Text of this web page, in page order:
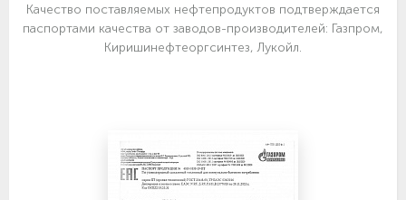
Качество поставляемых нефтепродуктов подтверждается
паспортами качества от заводов-производителей: Газпром,
Киришинефтеоргсинтез, Лукойл.